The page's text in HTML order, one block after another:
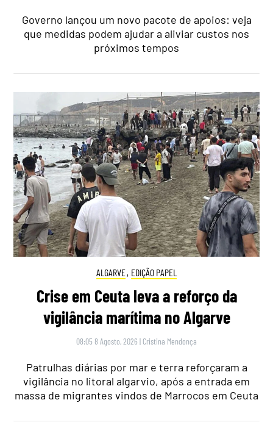
Governo lançou um novo pacote de apoios: veja
que medidas podem ajudar a aliviar custos nos
próximos tempos
ALGARVE, EDIÇÃO PAPEL
Crise em Ceuta leva a reforço da
vigilância marítima no Algarve
08:05 8 Agosto, 2026 | Cristina Mendonça
Patrulhas diárias por mar e terra reforçaram a
vigilância no litoral algarvio, após a entrada em
massa de migrantes vindos de Marrocos em Ceuta